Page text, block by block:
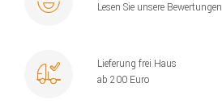
Lesen Sie unsere Bewertungen
Lieferung frei Haus
ab 200 Euro